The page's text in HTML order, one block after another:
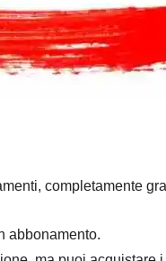
completamente
abbonamento.